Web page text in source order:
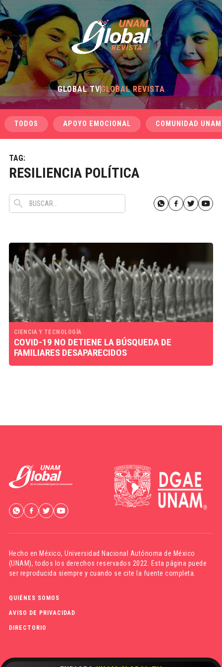
GLOBAL TVGLOBAL REVISTA
TODOS APOYO EMOCIONAL COMUNIDAD UNAM
TAG:
RESILIENCIA POLÍTICA
CIENCIA Y TECNOLOGÍA
COVID-19 NO DETIENE LA BÚSQUEDA DE
FAMILIARES DESAPARECIDOS
Hecho en México,Universidad Nacional Autónoma de México
(UNAM), todos los derechos reservados 2022. Esta página puede
ser reproducida siempre y cuando se cite la fuente completa.
QUIÉNES SOMOS
AVISO DE PRIVACIDAD
DIRECTORIO